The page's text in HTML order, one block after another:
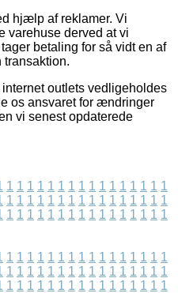
hjælp af reklamer. Vi
varehuse derved at vi
betaling for så vidt en af
transaktion.
internet outlets vedligeholdes
os ansvaret for ændringer
vi senest opdaterede
1 1 1 1 1 1 1 1 1 1 1 1 1 1 1 1
1 1 1 1 1 1 1 1 1 1 1 1 1 1 1 1
1 1 1 1 1 1 1 1 1 1 1 1 1 1 1 1
1 1 1 1 1 1 1 1 1 1 1 1 1 1 1 1
1 1 1 1 1 1 1 1 1 1 1 1 1 1 1 1
1 1 1 1 1 1 1 1 1 1 1 1 1 1 1 1